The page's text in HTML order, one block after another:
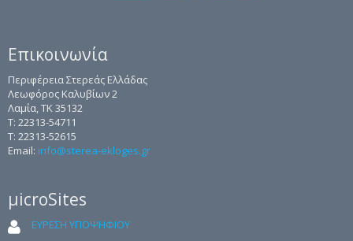
Επικοινωνία
Περιφέρεια Στερεάς Ελλάδας
Λεωφόρος Καλυβίων 2
Λαμία, ΤΚ 35132
Τ: 22313-54711
Τ: 22313-52615
Email: info@sterea-ekloges.gr
μicroSites
ΕΥΡΕΣΗ ΥΠΟΨΗΦΙΟΥ